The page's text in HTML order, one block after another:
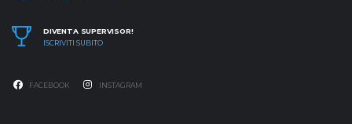
DIVENTA SUPERVISOR!
ISCRIVITI SUBITO
FACEBOOK INSTAGRAM